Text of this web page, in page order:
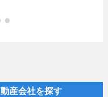
産会社を探す